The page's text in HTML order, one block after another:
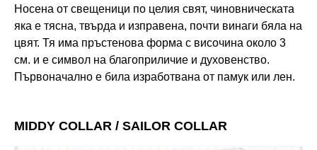
Носена от свещеници по целия свят, чиновническата
яка е тясна, твърда и изправена, почти винаги бяла на
цвят. Тя има пръстенова форма с височина около 3
см. и е символ на благоприличие и духовенство.
Първоначално е била изработвана от памук или лен.
MIDDY COLLAR / SAILOR COLLAR